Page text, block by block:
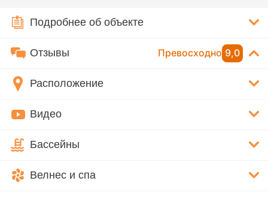
Подробнее об объекте
Отзывы Превосходно 9,0
Расположение
Видео
Бассейны
Велнес и спа